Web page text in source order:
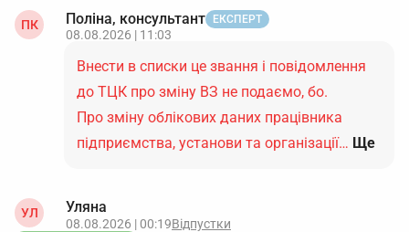
ПК Поліна, консультант ЕКСПЕРТ
08.08.2026 | 11:03
Внести в списки це звання і повідомлення
до ТЦК про зміну ВЗ не подаємо, бо.
Про зміну облікових даних працівника
підприємства, установи та організації… Ще
УЛ Уляна
08.08.2026 | 00:19Відпустки